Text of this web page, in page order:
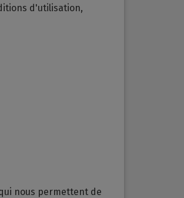
d'utilisation,
nous permettent de